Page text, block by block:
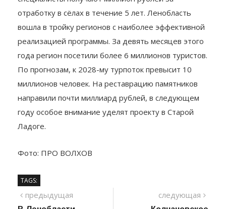
работник культуры», благодаря которой молодые
специалисты получают миллион рублей за
отработку в сёлах в течение 5 лет. Ленобласть
вошла в тройку регионов с наиболее эффективной
реализацией программы. За девять месяцев этого
года регион посетили более 6 миллионов туристов.
По прогнозам, к 2028-му турпоток превысит 10
миллионов человек. На реставрацию памятников
направили почти миллиард рублей, в следующем
году особое внимание уделят проекту в Старой
Фото: ПРО ВОЛХОВ
TAGS: